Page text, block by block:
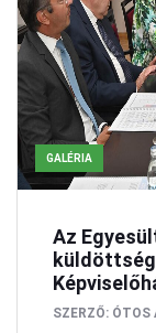
GALÉRIA
Az
SZERZŐ: ÓTOS